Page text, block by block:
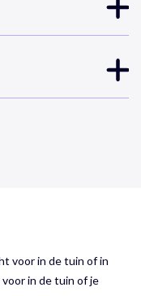
voor in de tuin of in
voor in de tuin of je